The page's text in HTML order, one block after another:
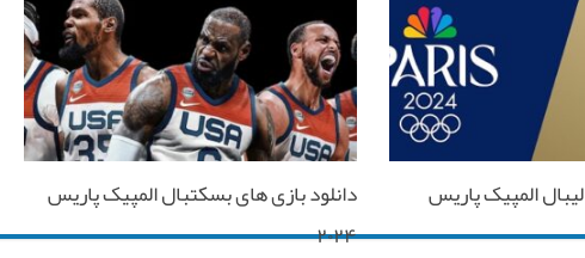
المپیک پاریس
دانلود بازی های بسکتبال المپیک پاریس
۲۰۲۴